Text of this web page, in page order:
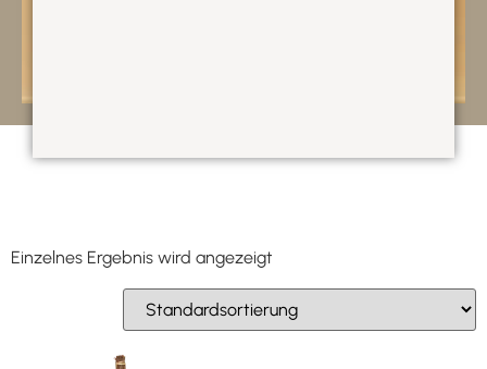
Einzelnes Ergebnis wird angezeigt